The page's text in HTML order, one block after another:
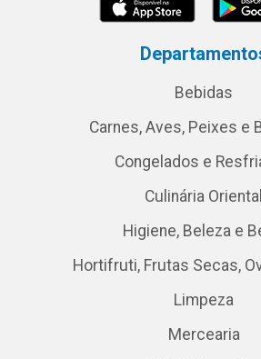
Bebidas
Carnes, Aves, Peixes e
Congelados e
Culinária Oriental
Higiene, Beleza e
Hortifruti, Frutas Secas,
Limpeza
Mercearia